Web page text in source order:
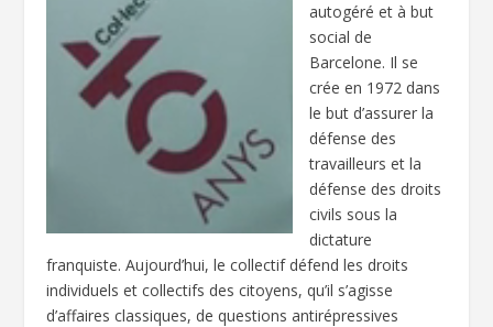
autogéré et à but
social de
Barcelone. Il se
crée en 1972 dans
le but d’assurer la
défense des
travailleurs et la
défense des droits
civils sous la
dictature
franquiste. Aujourd’hui, le collectif défend les droits
individuels et collectifs des citoyens, qu’il s’agisse
d’affaires classiques, de questions antirépressives